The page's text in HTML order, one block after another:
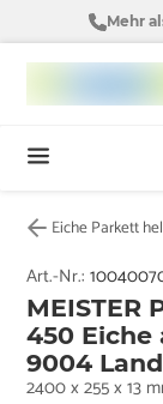
Mehr
Eiche Parkett
Art.-Nr.:
MEISTER
450
9004
2400 x 255 x 13